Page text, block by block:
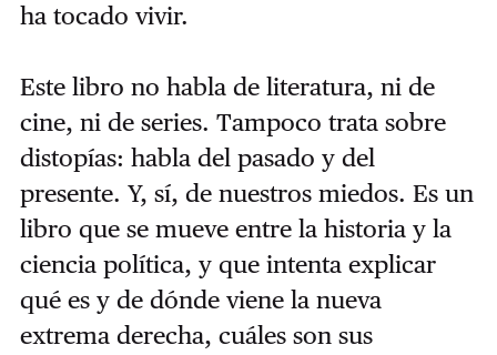
ha tocado vivir.
Este libro no habla de literatura, ni de
cine, ni de series. Tampoco trata sobre
distopías: habla del pasado y del
presente. Y, sí, de nuestros miedos. Es un
libro que se mueve entre la historia y la
ciencia política, y que intenta explicar
qué es y de dónde viene la nueva
extrema derecha, cuáles son sus